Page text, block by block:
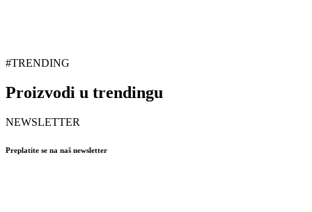
#TRENDING
Proizvodi u trendingu
NEWSLETTER
Preplatite se na naš newsletter